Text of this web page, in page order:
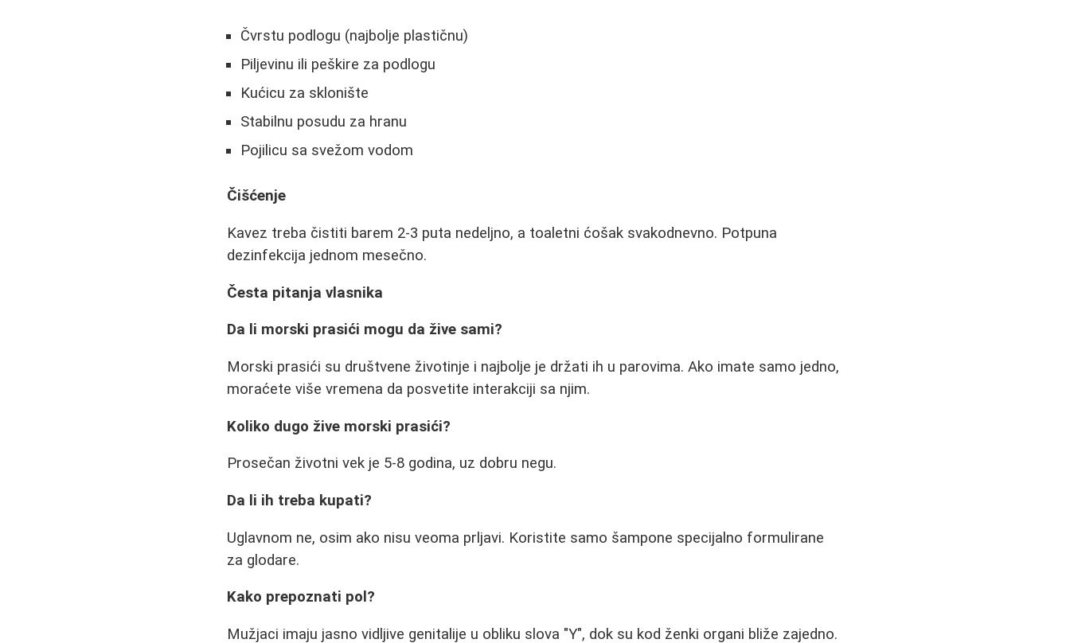
Čvrstu podlogu (najbolje plastičnu)
Piljevinu ili peškire za podlogu
Kućicu za sklonište
Stabilnu posudu za hranu
Pojilicu sa svežom vodom
Čišćenje
Kavez treba čistiti barem 2-3 puta nedeljno, a toaletni ćošak svakodnevno. Potpuna
dezinfekcija jednom mesečno.
Česta pitanja vlasnika
Da li morski prasići mogu da žive sami?
Morski prasići su društvene životinje i najbolje je držati ih u parovima. Ako imate samo jedno,
moraćete više vremena da posvetite interakciji sa njim.
Koliko dugo žive morski prasići?
Prosečan životni vek je 5-8 godina, uz dobru negu.
Da li ih treba kupati?
Uglavnom ne, osim ako nisu veoma prljavi. Koristite samo šampone specijalno formulirane
za glodare.
Kako prepoznati pol?
Mužjaci imaju jasno vidljive genitalije u obliku slova "Y", dok su kod ženki organi bliže zajedno.